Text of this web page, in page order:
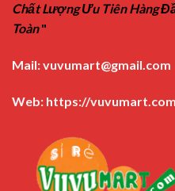
Chất Lượng Ưu Tiên Hàng
Toàn"
Mail:vuvumart@gmail.com
Web: https://vuvumart.com